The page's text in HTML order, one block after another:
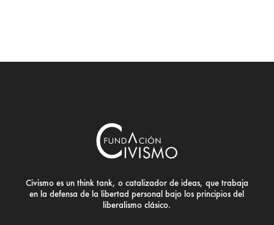
Civismo es un think tank, o catalizador de ideas, que trabaja
en la defensa de la libertad personal bajo los principios del
liberalismo clásico.